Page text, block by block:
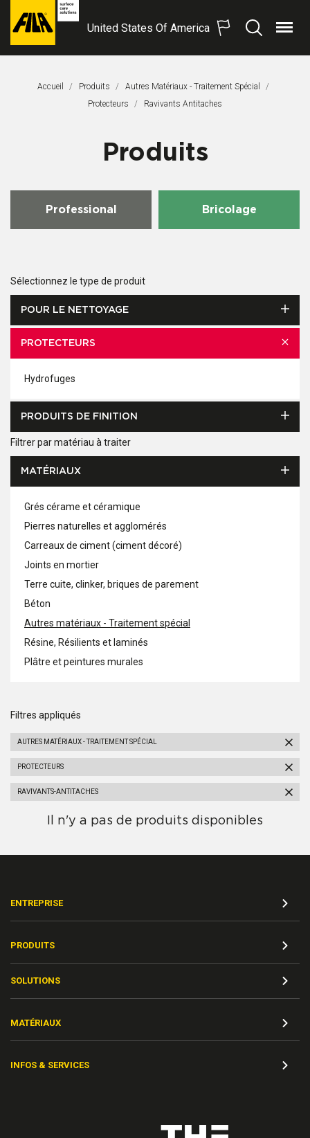
FILA
United States Of America
Recherche
Menu
Accueil Produits
Autres Matériaux - Traitement Spécial
Protecteurs
Page Actuelle:
Ravivants Antitaches
Produits
Professional Bricolage
Sélectionnez le type de produit
POUR LE NETTOYAGE
PROTECTEURS
Hydrofuges
PRODUITS DE FINITION
Filtrer par matériau à traiter
MATÉRIAUX
Grés cérame et céramique
Pierres naturelles et agglomérés
Carreaux de ciment (ciment décoré)
Joints en mortier
Terre cuite, clinker, briques de parement
Béton
Autres matériaux - Traitement spécial
Résine, Résilients et laminés
Plâtre et peintures murales
Filtres appliqués
AUTRES MATÉRIAUX - TRAITEMENT SPÉCIAL
PROTECTEURS
RAVIVANTS-ANTITACHES
Il n'y a pas de produits disponibles
ENTREPRISE
PRODUITS
SOLUTIONS
MATÉRIAUX
INFOS & SERVICES